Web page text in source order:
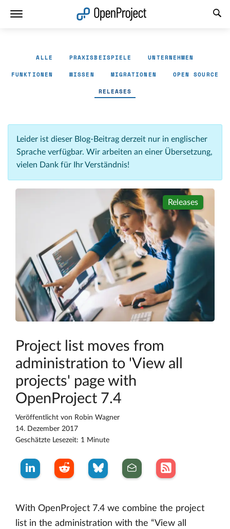
ALLE PRAXISBEISPIELE UNTERNEHMEN
FUNKTIONEN WISSEN MIGRATIONEN OPEN SOURCE
RELEASES
Leider ist dieser Blog-Beitrag derzeit nur in englischer
Sprache verfügbar. Wir arbeiten an einer Übersetzung,
vielen Dank für Ihr Verständnis!
Releases
Project list moves from
administration to 'View all
projects' page with
OpenProject 7.4
Veröffentlicht von Robin Wagner
14. Dezember 2017
Geschätzte Lesezeit: 1 Minute
With OpenProject 7.4 we combine the project
list in the administration with the “View all
Link in neuem Tab öffnen